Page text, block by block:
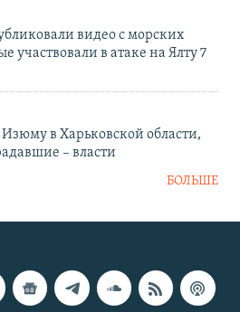
видео с морских
участвовали в атаке на Ялту 7
в Харьковской области,
– власти
БОЛЬШЕ